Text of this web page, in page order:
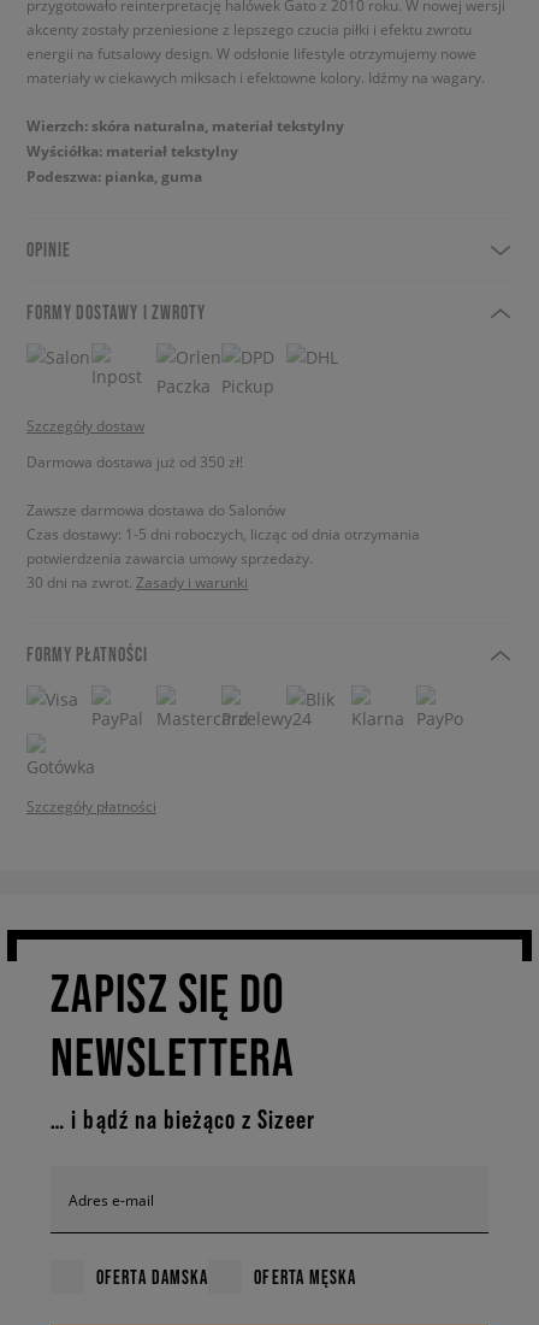
przygotowało reinterpretację halówek Gato z 2010 roku. W nowej wersji
akcenty zostały przeniesione z lepszego czucia piłki i efektu zwrotu
energii na futsalowy design. W odsłonie lifestyle otrzymujemy nowe
materiały w ciekawych miksach i efektowne kolory. Idźmy na wagary.
Wierzch: skóra naturalna, materiał tekstylny
Wyściółka: materiał tekstylny
Podeszwa: pianka, guma
OPINIE
FORMY DOSTAWY I ZWROTY
Szczegóły dostaw
Darmowa dostawa już od 350 zł!
Zawsze darmowa dostawa do Salonów
Czas dostawy: 1-5 dni roboczych, licząc od dnia otrzymania
potwierdzenia zawarcia umowy sprzedaży.
30 dni na zwrot. Zasady i warunki
FORMY PŁATNOŚCI
Szczegóły płatności
ZAPISZ SIĘ DO
NEWSLETTERA
… i bądź na bieżąco z Sizeer
Adres e-mail
OFERTA DAMSKA OFERTA MĘSKA